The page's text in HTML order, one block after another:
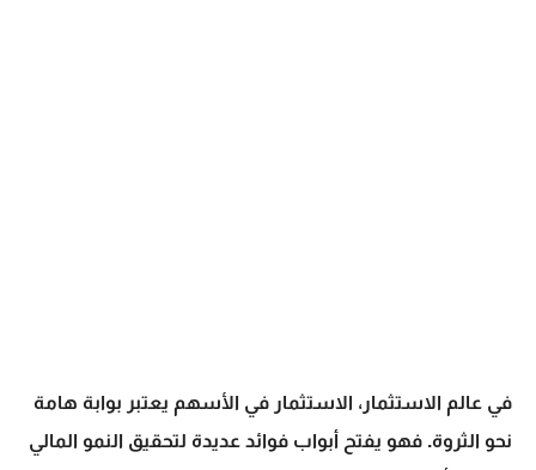
في عالم الاستثمار، الاستثمار في الأسهم يعتبر بوابة هامة
نحو الثروة. فهو يفتح أبواب فوائد عديدة لتحقيق النمو المالي